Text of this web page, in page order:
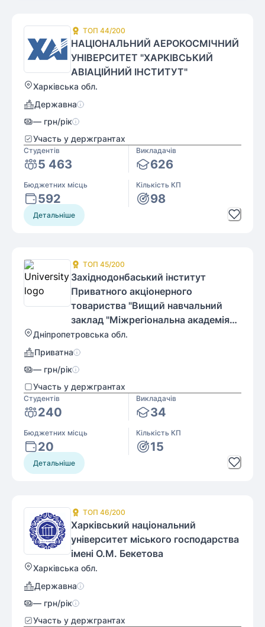
ТОП 44/200
НАЦІОНАЛЬНИЙ АЕРОКОСМІЧНИЙ
УНІВЕРСИТЕТ "ХАРКІВСЬКИЙ
АВІАЦІЙНИЙ ІНСТИТУТ"
Харківська обл.
Державна
— грн/рік
Участь у держгрантах
Студентів
5 463
Викладачів
626
Бюджетних місць
592
Кількість КП
98
Детальніше
ТОП 45/200
Західнодонбаський інститут
Приватного акціонерного
товариства "Вищий навчальний
заклад "Міжрегіональна академія
управління персоналом"
Дніпропетровська обл.
Приватна
— грн/рік
Участь у держгрантах
Студентів
240
Викладачів
34
Бюджетних місць
20
Кількість КП
15
Детальніше
ТОП 46/200
Харківський національний
університет міського господарства
імені О.М. Бекетова
Харківська обл.
Державна
— грн/рік
Участь у держгрантах